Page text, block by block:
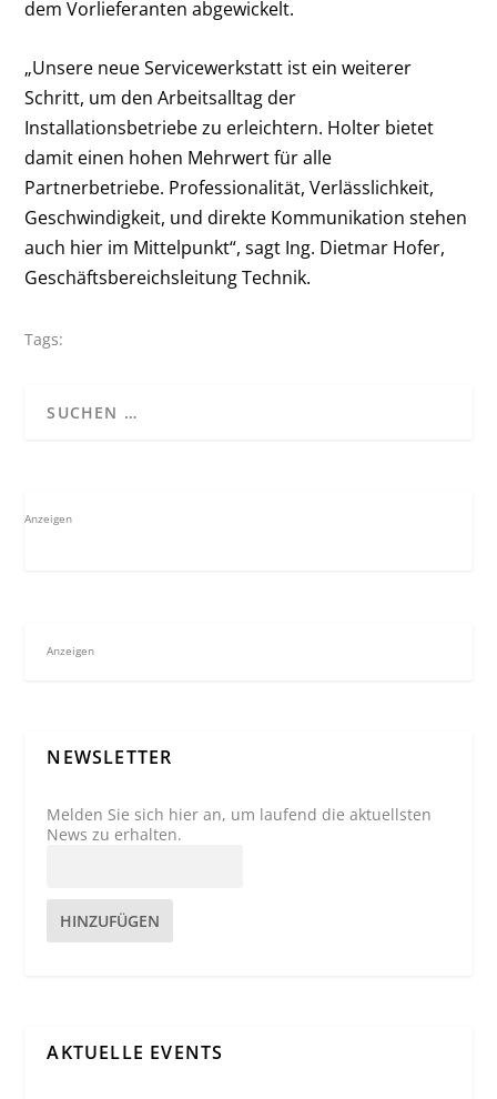
dem Vorlieferanten abgewickelt.
„Unsere neue Servicewerkstatt ist ein weiterer
Schritt, um den Arbeitsalltag der
Installationsbetriebe zu erleichtern. Holter bietet
damit einen hohen Mehrwert für alle
Partnerbetriebe. Professionalität, Verlässlichkeit,
Geschwindigkeit, und direkte Kommunikation stehen
auch hier im Mittelpunkt“, sagt Ing. Dietmar Hofer,
Geschäftsbereichsleitung Technik.
Tags:
Anzeigen
Anzeigen
NEWSLETTER
Melden Sie sich hier an, um laufend die aktuellsten
News zu erhalten.
HINZUFÜGEN
AKTUELLE EVENTS